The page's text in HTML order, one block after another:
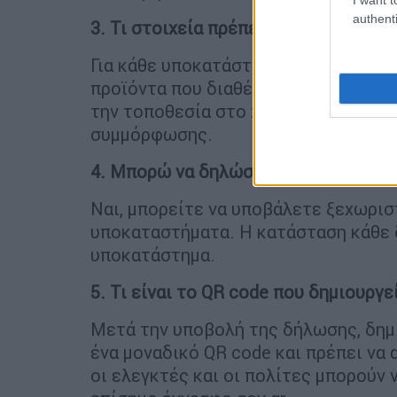
3. Τι στοιχεία πρέπει να δηλώσω
Για κάθε υποκατάστημα πρέπει να
προϊόντα που διαθέτετε (καπνός,
την τοποθεσία στο χάρτη, καθώς
συμμόρφωσης.
4. Μπορώ να δηλώσω περισσότερα
Ναι, μπορείτε να υποβάλετε
υποκαταστήματα. Η κατάσταση κάθε
υποκατάστημα.
5. Τι είναι το QR code που
Μετά την υποβολή της δήλωσης,
ένα μοναδικό QR code και πρέπει
οι ελεγκτές και οι πολίτες